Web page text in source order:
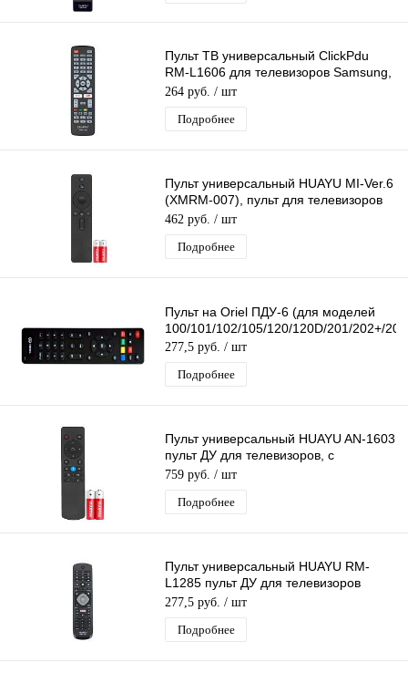
Пульт ТВ универсальный ClickPdu
RM-L1606 для телевизоров Samsung,
LG, Sony, Panasonic (LCD/LED LG)
264 руб. / шт
Подробнее
Пульт универсальный HUAYU MI-Ver.6
(XMRM-007), пульт для телевизоров
Xiaomi, с голосовым управлением
462 руб. / шт
Подробнее
Пульт на Oriel ПДУ-6 (для моделей
100/101/102/105/120/120D/201/202+/
277,5 руб. / шт
Подробнее
Пульт универсальный HUAYU AN-1603
пульт ДУ для телевизоров, с
функцией голосового управления
759 руб. / шт
Подробнее
Пульт универсальный HUAYU RM-
L1285 пульт ДУ для телевизоров
Philips ic NETFLIX
277,5 руб. / шт
Подробнее